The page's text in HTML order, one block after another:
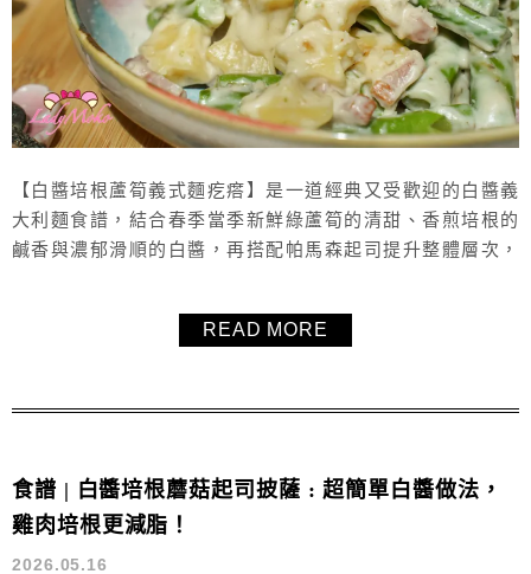
【白醬培根蘆筍義式麵疙瘩】是一道經典又受歡迎的白醬義
大利麵食譜，結合春季當季新鮮綠蘆筍的清甜、香煎培根的
鹹香與濃郁滑順的白醬，再搭配帕馬森起司提升整體層次，
又好看，是許多人搜尋「義大利麵食譜」、「白醬義大利麵
READ MORE
食譜 | 白醬培根蘑菇起司披薩 : 超簡單白醬做法，
雞肉培根更減脂！
2026.05.16